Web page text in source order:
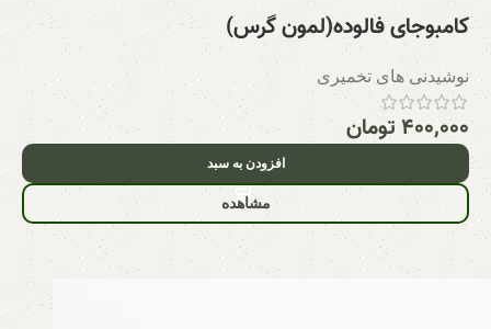
کامبوجای فالوده(لمون گرس)
نوشیدنی های تخمیری
۴۰۰,۰۰۰تومان
افزودن به سبد
مشاهده